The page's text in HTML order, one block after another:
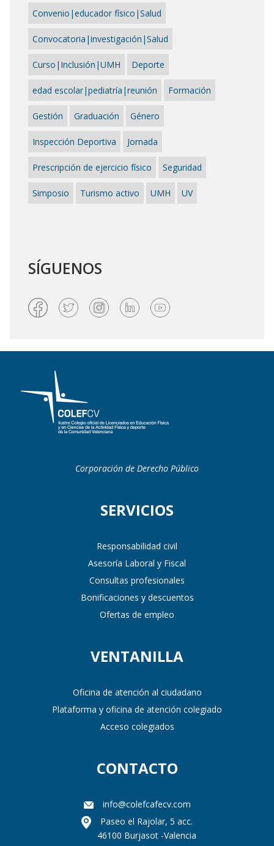
Convenio|educador físico|Salud
Convocatoria|investigación|Salud
Curso|Inclusión|UMH Deporte
edad escolar|pediatría|reunión Formación
Gestión Graduación Género
Inspección Deportiva Jornada
Prescripción de ejercicio físico Seguridad
Simposio Turismo activo UMH UV
SÍGUENOS
Corporación de Derecho Público
SERVICIOS
Responsabilidad civil
Asesoría Laboral y Fiscal
Consultas profesionales
Bonificaciones y descuentos
Ofertas de empleo
VENTANILLA
Oficina de atención al ciudadano
Plataforma y oficina de atención colegiado
Acceso colegiados
CONTACTO
info@colefcafecv.com
Paseo el Rajolar, 5 acc.
46100 Burjasot -Valencia